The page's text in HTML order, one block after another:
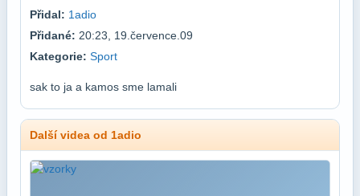
Přidal: 1adio
Přidané: 20:23, 19.července.09
Kategorie: Sport
sak to ja a kamos sme lamali
Další videa od 1adio